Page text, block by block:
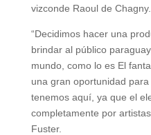
vizconde Raoul de Chagny.
“Decidimos hacer una
brindar al público
mundo, como lo es El
una gran oportunidad
tenemos aquí, ya que el
completamente por
Fuster.